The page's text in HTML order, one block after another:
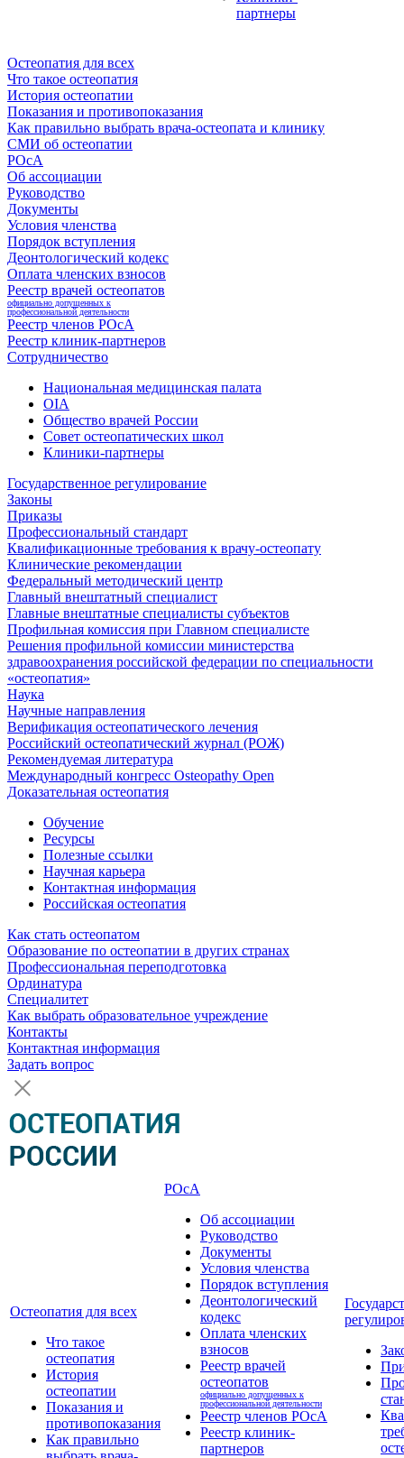
партнеры
Остеопатия для всех
Что такое остеопатия
История остеопатии
Показания и противопоказания
Как правильно выбрать врача-остеопата и клинику
СМИ об остеопатии
РОсА
Об ассоциации
Руководство
Документы
Условия членства
Порядок вступления
Деонтологический кодекс
Оплата членских взносов
Реестр врачей остеопатов
официально допущенных к
профессиональной деятельности
Реестр членов РОсА
Реестр клиник-партнеров
Сотрудничество
Национальная медицинская палата
OIA
Общество врачей России
Совет остеопатических школ
Клиники-партнеры
Государственное регулирование
Законы
Приказы
Профессиональный стандарт
Квалификационные требования к врачу-остеопату
Клинические рекомендации
Федеральный методический центр
Главный внештатный специалист
Главные внештатные специалисты субъектов
Профильная комиссия при Главном специалисте
Решения профильной комиссии министерства
здравоохранения российской федерации по специальности
«остеопатия»
Наука
Научные направления
Верификация остеопатического лечения
Российский остеопатический журнал (РОЖ)
Рекомендуемая литература
Международный конгресс Osteopathy Open
Доказательная остеопатия
Обучение
Ресурсы
Полезные ссылки
Научная карьера
Контактная информация
Российская остеопатия
Как стать остеопатом
Образование по остеопатии в других странах
Профессиональная переподготовка
Ординатура
Специалитет
Как выбрать образовательное учреждение
Контакты
Контактная информация
Задать вопрос
Остеопатия для всех
Что такое
остеопатия
История
остеопатии
Показания и
противопоказания
Как правильно
РОсА
Об ассоциации
Руководство
Документы
Условия членства
Порядок вступления
Деонтологический
кодекс
Оплата членских
взносов
Реестр врачей
остеопатов
официально допущенных к
профессиональной деятельности
Реестр членов РОсА
Реестр клиник-
партнеров